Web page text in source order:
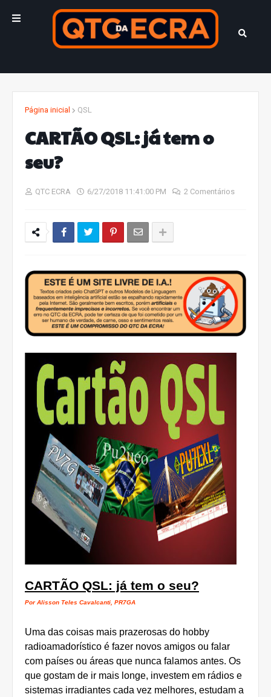
Página inicial QSL
CARTÃO QSL: já tem o
seu?
QTC ECRA 6/27/2018 11:41:00 PM 2 Comentários
CARTÃO QSL: já tem o seu?
Por Alisson Teles Cavalcanti, PR7GA
Uma das coisas mais prazerosas do hobby
radioamadorístico é fazer novos amigos ou falar
com países ou áreas que nunca falamos antes. Os
que gostam de ir mais longe, investem em rádios e
sistemas irradiantes cada vez melhores, estudam a